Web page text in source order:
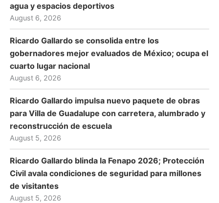
agua y espacios deportivos
August 6, 2026
Ricardo Gallardo se consolida entre los
gobernadores mejor evaluados de México; ocupa el
cuarto lugar nacional
August 6, 2026
Ricardo Gallardo impulsa nuevo paquete de obras
para Villa de Guadalupe con carretera, alumbrado y
reconstrucción de escuela
August 5, 2026
Ricardo Gallardo blinda la Fenapo 2026; Protección
Civil avala condiciones de seguridad para millones
de visitantes
August 5, 2026